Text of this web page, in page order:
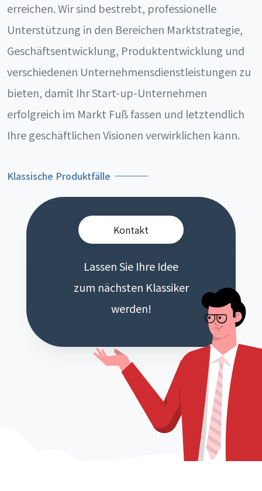
erreichen. Wir sind bestrebt, professionelle
Unterstützung in den Bereichen Marktstrategie,
Geschäftsentwicklung, Produktentwicklung und
verschiedenen Unternehmensdienstleistungen zu
bieten, damit Ihr Start-up-Unternehmen
erfolgreich im Markt Fuß fassen und letztendlich
Ihre geschäftlichen Visionen verwirklichen kann.
Klassische Produktfälle
Kontakt
Lassen Sie Ihre Idee
zum nächsten Klassiker
werden!